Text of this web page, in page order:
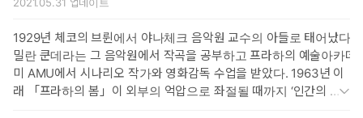
지부동으로 박혀 있는 체코. 작가의 근원은 체코에 있었다.
하지만 동시에 쿤데라는 그의 최근 에세이 『커튼』을 통해 사회 운
동, 전쟁, 혁명과 반혁명, 국가의 굴욕 등 역사 그 자체는 소설가가 그
려야 할 대상, 고발하고 해석해야 할 대상이 아니라고 밝혔다. 소설
가는 “역사가의 하인”이 아니며 소설가를 매혹하는 역사란, 오직 “인
간 실존에 빛을 비추는 탐조등으로서의 역사”일 뿐이라는 것이다. 역
1929년 체코의 브륀에서 야나체크 음악원 교수의 아들로 태어났다.
밀란 쿤데라는 그 음악원에서 작곡을 공부하고 프라하의 예술아카데
미 AMU에서 시나리오 작가와 영화감독 수업을 받았다. 1963년 이
래 「프라하의 봄」이 외부의 억압으로 좌절될 때까지 ‘인간의 얼굴